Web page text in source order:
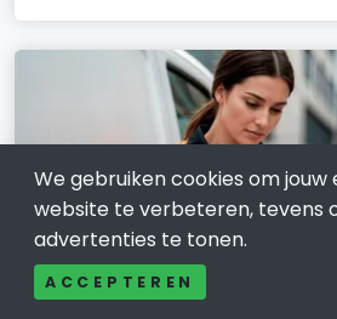
We gebruiken cookies om
website te verbeteren, tevens
advertenties te tonen.
ACCEPTEREN